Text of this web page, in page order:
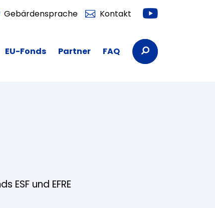
Gebärdensprache Kontakt Youtube
EU-Fonds Partner FAQ Suchbegriffe
und EFRE